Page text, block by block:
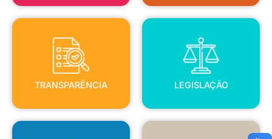
TRANSPARÊNCIA
TRANSPARÊNCIA
LEGISLAÇÃO
LEGISLAÇÃO